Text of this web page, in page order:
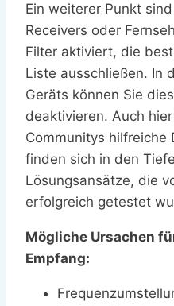
Ein weiterer Punkt
Receivers oder
Filter aktiviert, die
Liste ausschließen. In
Geräts können Sie
deaktivieren. Auch
Communitys hilfreiche
finden sich in den
Lösungsansätze, die
erfolgreich getestet
Mögliche Ursachen
Empfang: